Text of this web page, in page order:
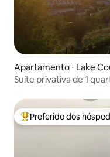
Apartamento ⋅ Lake
Suíte privativa de 1
Entre os melhores
Preferido dos